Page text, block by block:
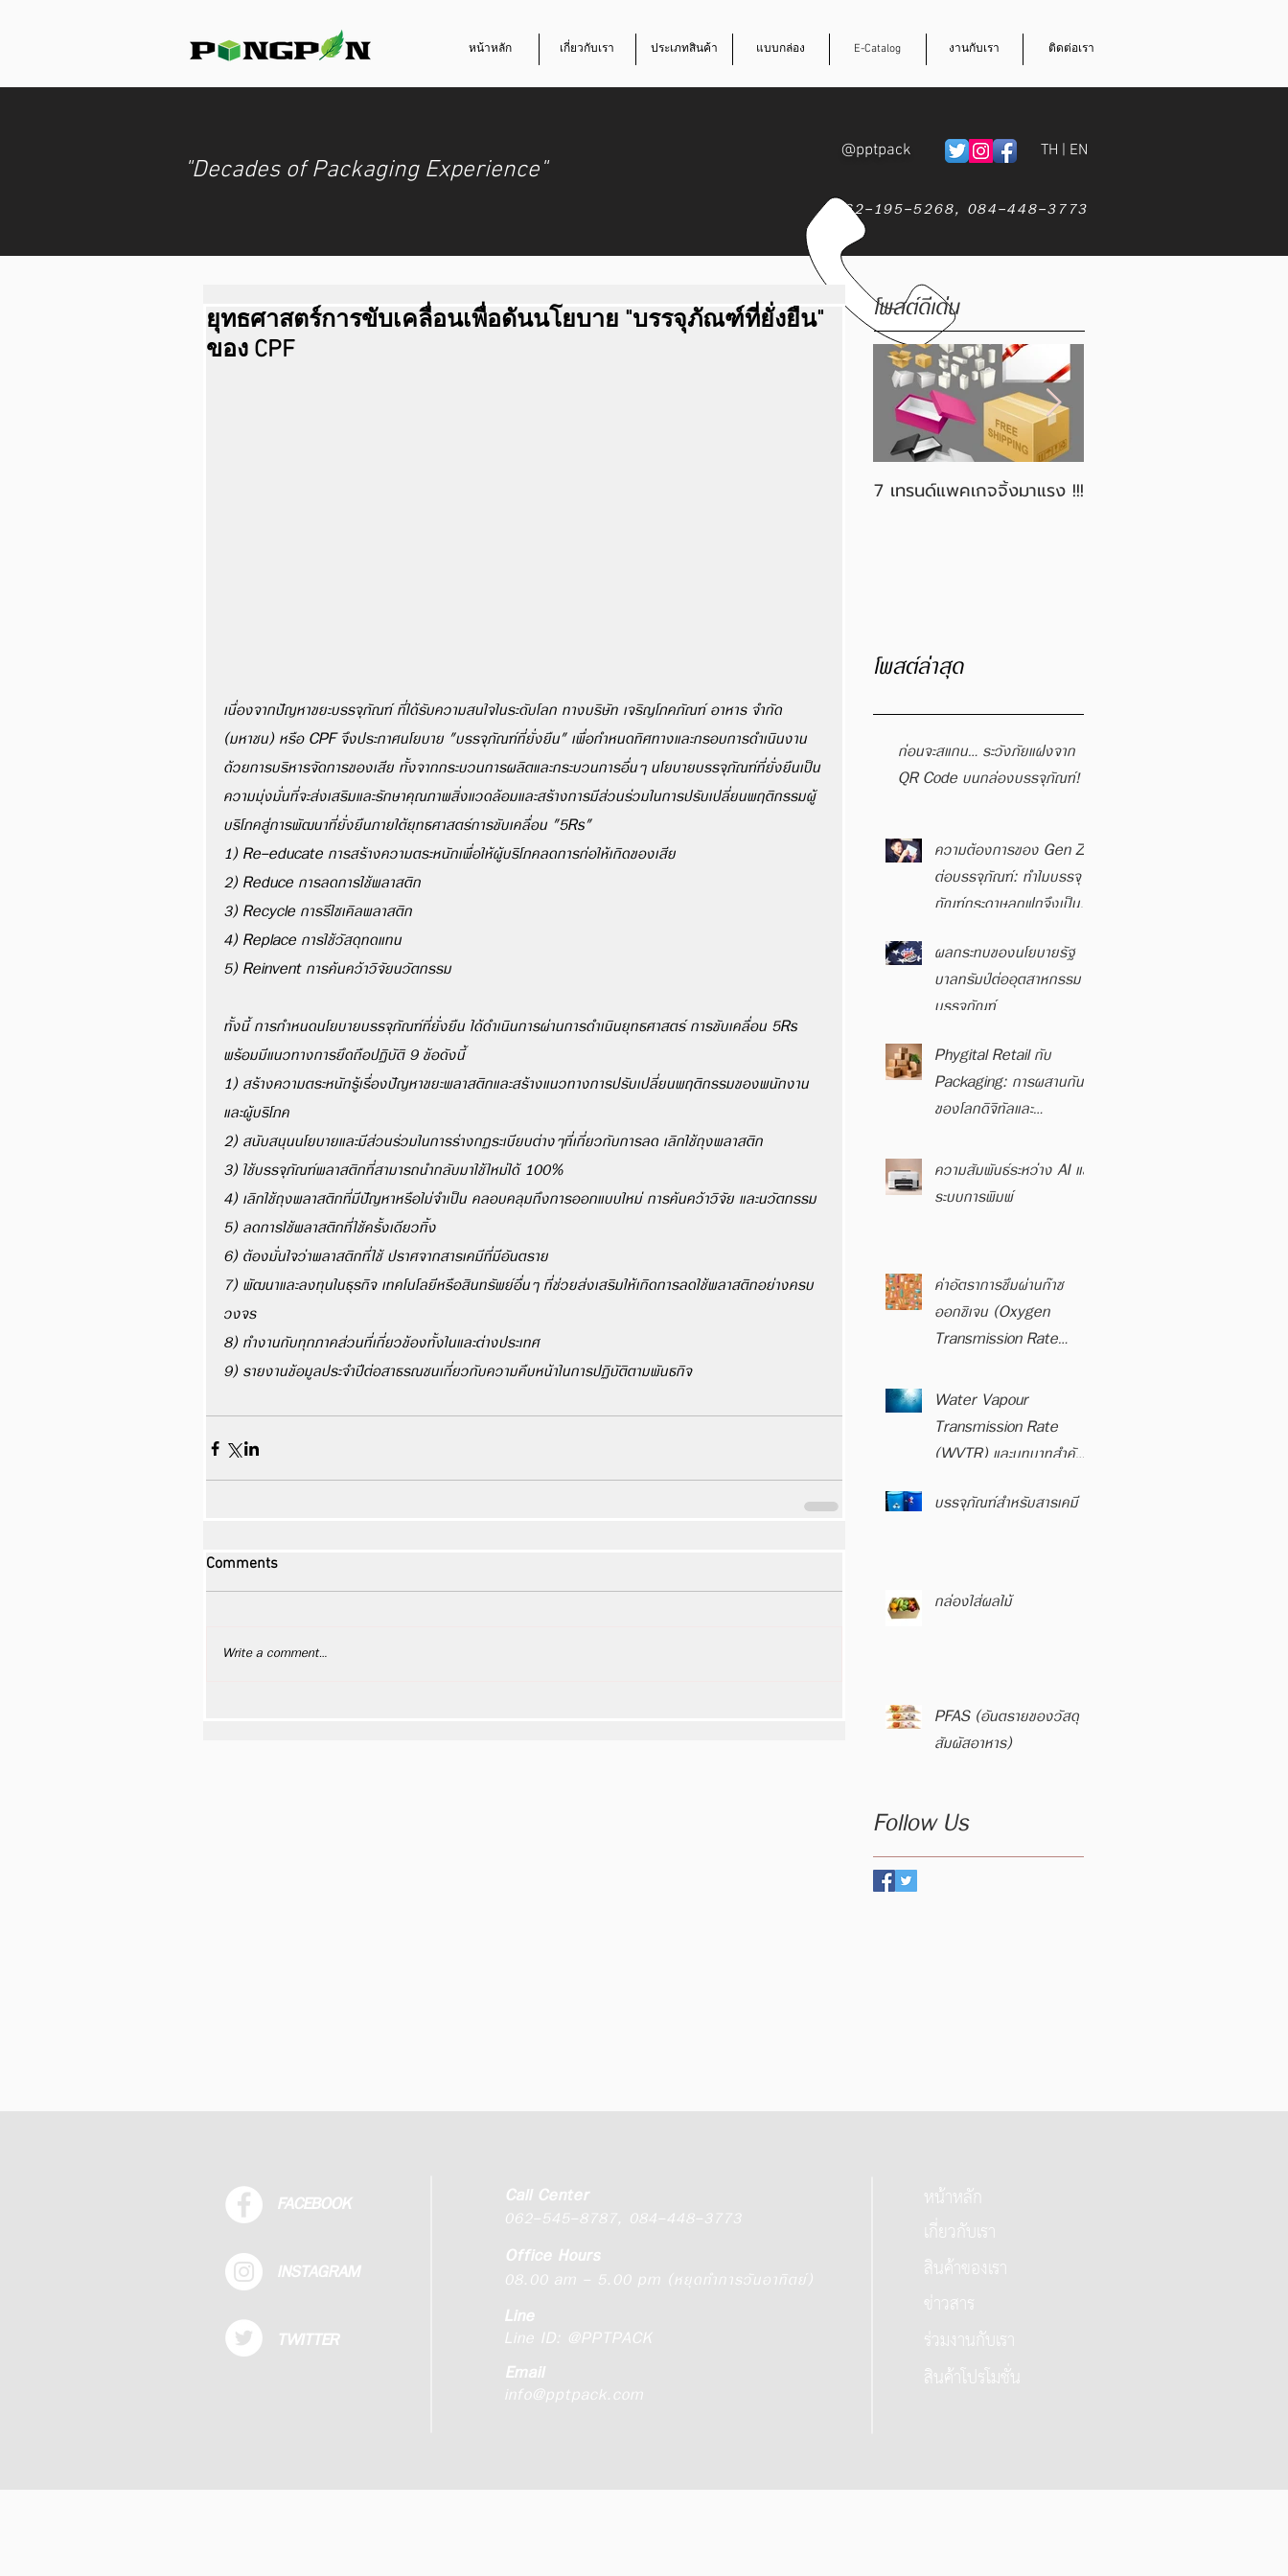
หน้าหลัก เกี่ยวกับเรา ประเภทสินค้า แบบกล่อง E-Catalog งานกับเรา ติดต่อเรา
"Decades of Packaging Experience"
@pptpack TH | EN
062-195-5268, 084-448-3773
ยุทธศาสตร์การขับเคลื่อนเพื่อดันนโยบาย "บรรจุภัณฑ์ที่ยั่งยืน"
ของ CPF
เนื่องจากปัญหาขยะบรรจุภัณฑ์ ที่ได้รับความสนใจในระดับโลก ทางบริษัท เจริญโภคภัณฑ์ อาหาร จำกัด
(มหาชน) หรือ CPF จึงประกาศนโยบาย "บรรจุภัณฑ์ที่ยั่งยืน" เพื่อกำหนดทิศทางและกรอบการดำเนินงาน
ด้วยการบริหารจัดการของเสีย ทั้งจากกระบวนการผลิตและกระบวนการอื่นๆ นโยบายบรรจุภัณฑ์ที่ยั่งยืนเป็น
ความมุ่งมั่นที่จะส่งเสริมและรักษาคุณภาพสิ่งแวดล้อมและสร้างการมีส่วนร่วมในการปรับเปลี่ยนพฤติกรรมผู้
บริโภคสู่การพัฒนาที่ยั่งยืนภายใต้ยุทธศาสตร์การขับเคลื่อน "5Rs"
1) Re-educate การสร้างความตระหนักเพื่อให้ผู้บริโภคลดการก่อให้เกิดของเสีย
2) Reduce การลดการใช้พลาสติก
3) Recycle การรีไซเคิลพลาสติก
4) Replace การใช้วัสดุทดแทน
5) Reinvent การค้นคว้าวิจัยนวัตกรรม
ทั้งนี้ การกำหนดนโยบายบรรจุภัณฑ์ที่ยั่งยืน ได้ดำเนินการผ่านการดำเนินยุทธศาสตร์ การขับเคลื่อน 5Rs
พร้อมมีแนวทางการยึดถือปฏิบัติ 9 ข้อดังนี้
1) สร้างความตระหนักรู้เรื่องปัญหาขยะพลาสติกและสร้างแนวทางการปรับเปลี่ยนพฤติกรรมของพนักงาน
และผู้บริโภค
2) สนับสนุนนโยบายและมีส่วนร่วมในการร่างกฏระเบียบต่างๆที่เกี่ยวกับการลด เลิกใช้ถุงพลาสติก
3) ใช้บรรจุภัณฑ์พลาสติกที่สามารถนำกลับมาใช้ใหม่ได้ 100%
4) เลิกใช้ถุงพลาสติกที่มีปัญหาหรือไม่จำเป็น คลอบคลุมถึงการออกแบบใหม่ การค้นคว้าวิจัย และนวัตกรรม
5) ลดการใช้พลาสติกที่ใช้ครั้งเดียวทิ้ง
6) ต้องมั่นใจว่าพลาสติกที่ใช้ ปราศจากสารเคมีที่มีอันตราย
7) พัฒนาและลงทุนในธุรกิจ เทคโนโลยีหรือสินทรัพย์อื่นๆ ที่ช่วยส่งเสริมให้เกิดการลดใช้พลาสติกอย่างครบ
วงจร
8) ทำงานกับทุกภาคส่วนที่เกี่ยวข้องทั้งในและต่างประเทศ
9) รายงานข้อมูลประจำปีต่อสาธรณชนเกี่ยวกับความคืบหน้าในการปฏิบัติตามพันธกิจ
Comments
Write a comment...
โพสต์ดีเด่น
7 เทรนด์แพคเกจจิ้งมาแรง !!!
โพสต์ล่าสุด
ก่อนจะสแกน… ระวังภัยแฝงจาก
QR Code บนกล่องบรรจุภัณฑ์!
ความต้องการของ Gen Z
ต่อบรรจุภัณฑ์: ทำไมบรรจุ
ภัณฑ์กระดาษลูกฟูกจึงเป็น
ผลกระทบของนโยบายรัฐ
บาลทรัมป์ต่ออุตสาหกรรม
บรรจุภัณฑ์
Phygital Retail กับ
Packaging: การผสานกัน
ของโลกดิจิทัลและ
ความสัมพันธ์ระหว่าง AI และ
ระบบการพิมพ์
ค่าอัตราการซึมผ่านก๊าซ
ออกซิเจน (Oxygen
Transmission Rate
Water Vapour
Transmission Rate
(WVTR) และบทบาทสำคัญ
ลูกฟูก
บรรจุภัณฑ์สำหรับสารเคมี
กล่องใส่ผลไม้
PFAS (อันตรายของวัสดุ
สัมผัสอาหาร)
Follow Us
FACEBOOK
INSTAGRAM
TWITTER
Call Center
062-545-8787, 084-448-3773
Office Hours
08.00 am - 5.00 pm (หยุดทำการวันอาทิตย์)
Line
Line ID: @PPTPACK
Email
info@pptpack.com
หน้าหลัก
เกี่ยวกับเรา
สินค้าของเรา
ข่าวสาร
ร่วมงานกับเรา
สินค้าโปรโมชั่น